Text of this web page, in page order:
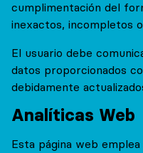
cumplimentación del
inexactos, incompletos
El usuario debe
datos proporcionados
debidamente
Analíticas Web
Esta página web